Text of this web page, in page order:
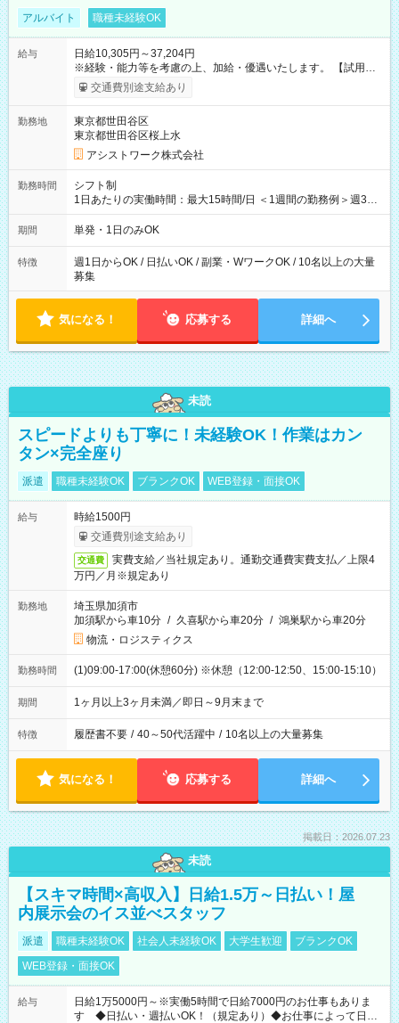
アルバイト 職種未経験OK
給与
日給10,305円～37,204円
※経験・能力等を考慮の上、加給・優遇いたします。 【試用期
間】試用期間なし
交通費別途支給あり
勤務地
東京都世田谷区
東京都世田谷区桜上水
アシストワーク株式会社
勤務時間
シフト制
1日あたりの実働時間：最大15時間/日 ＜1週間の勤務例＞週3回
勤務 勤務：月・水・金 休み：火・木・土・日 好きな時にお仕事
可能です！ ※1日あたりの最大実働時間は日勤、夜勤共に勤務し
期間 単発・1日のみOK
特徴
週1日からOK / 日払いOK / 副業・WワークOK / 10名以上の大量
募集
気になる！ 応募する 詳細へ
未読
スピードよりも丁寧に！未経験OK！作業はカン
タン×完全座り
派遣 職種未経験OK ブランクOK WEB登録・面接OK
給与
時給1500円
交通費別途支給あり
交通費
実費支給／当社規定あり。通勤交通費実費支払／上限4
万円／月※規定あり
勤務地
埼玉県加須市
加須駅から車10分 / 久喜駅から車20分 / 鴻巣駅から車20分
物流・ロジスティクス
勤務時間 (1)09:00-17:00(休憩60分) ※休憩（12:00-12:50、15:00-15:10）
期間 1ヶ月以上3ヶ月未満／即日～9月末まで
特徴 履歴書不要 / 40～50代活躍中 / 10名以上の大量募集
気になる！ 応募する 詳細へ
掲載日：2026.07.23
未読
【スキマ時間×高収入】日給1.5万～日払い！屋
内展示会のイス並べスタッフ
派遣 職種未経験OK 社会人未経験OK 大学生歓迎
ブランクOK
WEB登録・面接OK
給与
日給1万5000円～※実働5時間で日給7000円のお仕事もありま
す ◆日払い・週払いOK！（規定あり）◆お仕事によって日給